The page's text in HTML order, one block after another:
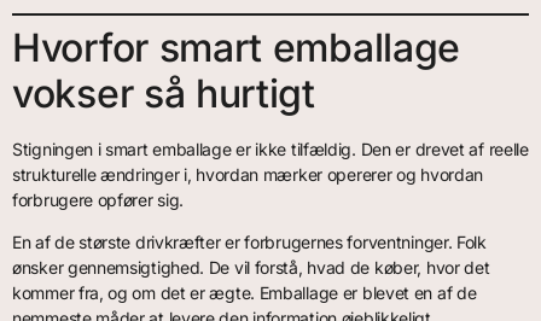
Hvorfor smart emballage
vokser så hurtigt
Stigningen i smart emballage er ikke tilfældig. Den er drevet af reelle
strukturelle ændringer i, hvordan mærker opererer og hvordan
forbrugere opfører sig.
En af de største drivkræfter er forbrugernes forventninger. Folk
ønsker gennemsigtighed. De vil forstå, hvad de køber, hvor det
kommer fra, og om det er ægte. Emballage er blevet en af de